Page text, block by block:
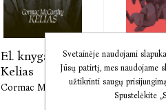
El. knyga
Kelias
Cormac McCarthy
El.
Kraujo
Cormac
Svetainėje naudojami
Jūsų patirtį, mes naudojame
užtikrinti saugų
Spustelėkite